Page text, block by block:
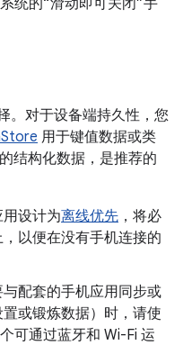
统的“滑动即可关闭”手
。对于设备端持久性，您
用于键值数据或类
结构化数据，是推荐的
设计为离线优先 ，将必
以便在没有手机连接的
配套的手机应用同步或
或锻炼数据）时，请使
可通过蓝牙和 Wi-Fi 运